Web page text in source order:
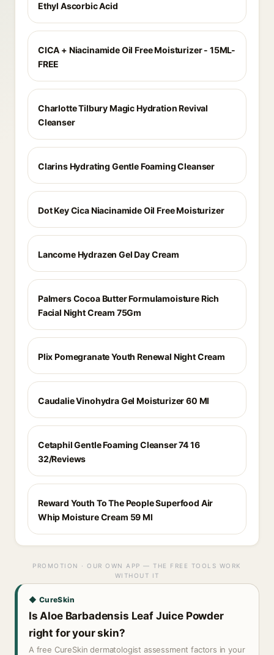
Ethyl Ascorbic Acid
CICA + Niacinamide Oil Free Moisturizer - 15ML-
FREE
Charlotte Tilbury Magic Hydration Revival
Cleanser
Clarins Hydrating Gentle Foaming Cleanser
Dot Key Cica Niacinamide Oil Free Moisturizer
Lancome Hydrazen Gel Day Cream
Palmers Cocoa Butter Formulamoisture Rich
Facial Night Cream 75Gm
Plix Pomegranate Youth Renewal Night Cream
Caudalie Vinohydra Gel Moisturizer 60 Ml
Cetaphil Gentle Foaming Cleanser 74 16
32/Reviews
Reward Youth To The People Superfood Air
Whip Moisture Cream 59 Ml
PROMOTION · OUR OWN APP — THE FREE TOOLS WORK
WITHOUT IT
◆ CureSkin
Is Aloe Barbadensis Leaf Juice Powder
right for your skin?
A free CureSkin dermatologist assessment factors in your